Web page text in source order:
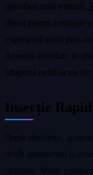
specifice unei meserii.
direct pentru cerințele
experiență reală prin
Această abordare te
adaptezi rapid la un loc
Inserție
După absolvire, ai
decât absolvenții
obținute. Multe